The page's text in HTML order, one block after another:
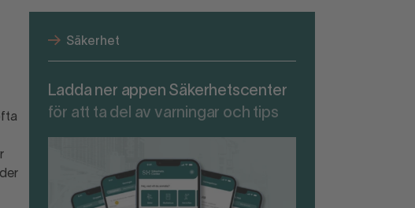
Säkerhet
Ladda ner appen Säkerhetscenter
för att ta del av varningar och tips